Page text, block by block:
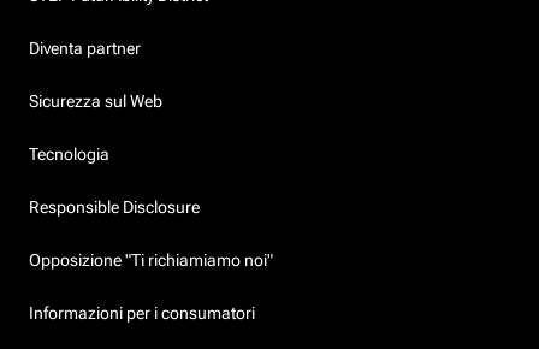
Diventa partner
Sicurezza sul Web
Tecnologia
Responsible Disclosure
Opposizione "Ti richiamiamo noi"
Informazioni per i consumatori